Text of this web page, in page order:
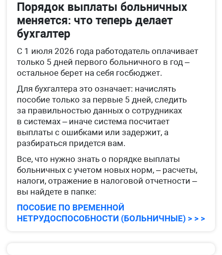
Порядок выплаты больничных
меняется: что теперь делает
бухгалтер
С 1 июля 2026 года работодатель оплачивает
только 5 дней первого больничного в год –
остальное берет на себя госбюджет.
Для бухгалтера это означает: начислять
пособие только за первые 5 дней, следить
за правильностью данных о сотрудниках
в системах – иначе система посчитает
выплаты с ошибками или задержит, а
разбираться придется вам.
Все, что нужно знать о порядке выплаты
больничных с учетом новых норм, – расчеты,
налоги, отражение в налоговой отчетности –
вы найдете в папке:
ПОСОБИЕ ПО ВРЕМЕННОЙ
НЕТРУДОСПОСОБНОСТИ (БОЛЬНИЧНЫЕ) > > >